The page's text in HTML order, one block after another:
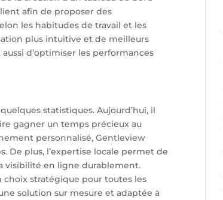
afin de proposer des
les habitudes de travail et les
plus intuitive et de meilleurs
d’optimiser les performances
statistiques. Aujourd’hui, il
gagner un temps précieux au
personnalisé, Gentleview
De plus, l’expertise locale permet de
visibilité en ligne durablement.
choix stratégique pour toutes les
solution sur mesure et adaptée à